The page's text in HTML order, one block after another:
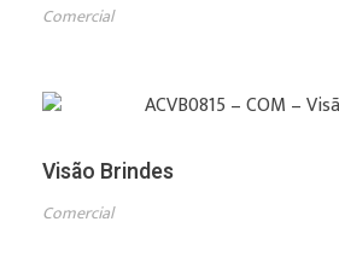
Comercial
Visão Brindes
Comercial